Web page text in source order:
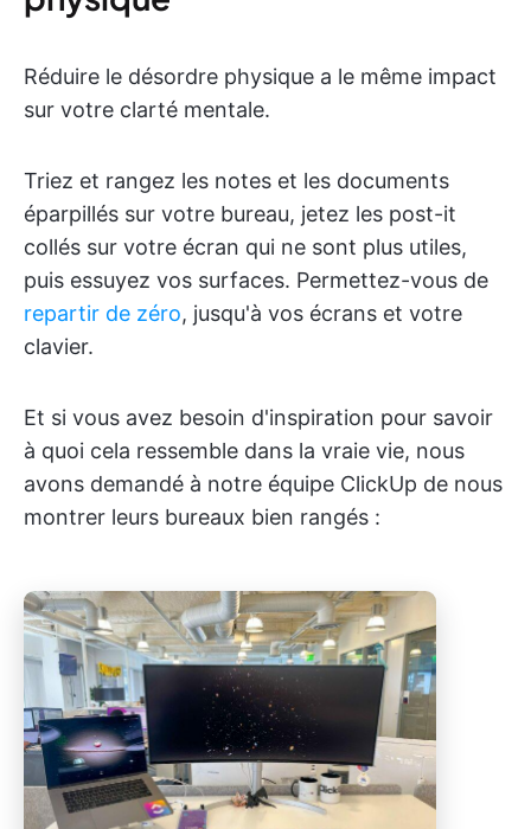
Réduire le désordre physique a le même impact
sur votre clarté mentale.
Triez et rangez les notes et les documents
éparpillés sur votre bureau, jetez les post-it
collés sur votre écran qui ne sont plus utiles,
puis essuyez vos surfaces. Permettez-vous de
repartir de zéro, jusqu'à vos écrans et votre
clavier.
Et si vous avez besoin d'inspiration pour savoir
à quoi cela ressemble dans la vraie vie, nous
avons demandé à notre équipe ClickUp de nous
montrer leurs bureaux bien rangés :